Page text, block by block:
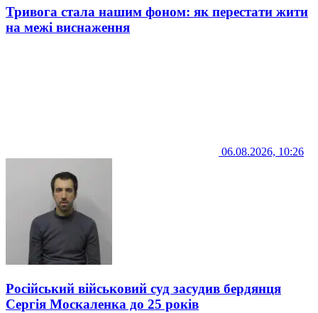
Тривога стала нашим фоном: як перестати жити
на межі виснаження
06.08.2026, 10:26
Російський військовий суд засудив бердянця
Сергія Москаленка до 25 років